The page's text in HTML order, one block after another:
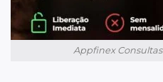
Appfinex Consultas